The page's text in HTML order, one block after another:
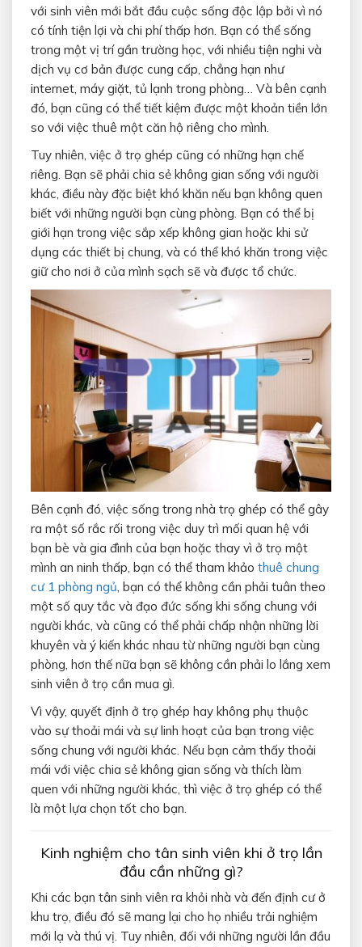
với sinh viên mới bắt đầu cuộc sống độc lập bởi vì nó
có tính tiện lợi và chi phí thấp hơn. Bạn có thể sống
trong một vị trí gần trường học, với nhiều tiện nghi và
dịch vụ cơ bản được cung cấp, chẳng hạn như
internet, máy giặt, tủ lạnh trong phòng… Và bên cạnh
đó, bạn cũng có thể tiết kiệm được một khoản tiền lớn
so với việc thuê một căn hộ riêng cho mình.
Tuy nhiên, việc ở trọ ghép cũng có những hạn chế
riêng. Bạn sẽ phải chia sẻ không gian sống với người
khác, điều này đặc biệt khó khăn nếu bạn không quen
biết với những người bạn cùng phòng. Bạn có thể bị
giới hạn trong việc sắp xếp không gian hoặc khi sử
dụng các thiết bị chung, và có thể khó khăn trong việc
giữ cho nơi ở của mình sạch sẽ và được tổ chức.
Bên cạnh đó, việc sống trong nhà trọ ghép có thể gây
ra một số rắc rối trong việc duy trì mối quan hệ với
bạn bè và gia đình của bạn hoặc thay vì ở trọ một
mình an ninh thấp, bạn có thể tham khảo thuê chung
cư 1 phòng ngủ, bạn có thể không cần phải tuân theo
một số quy tắc và đạo đức sống khi sống chung với
người khác, và cũng có thể phải chấp nhận những lời
khuyên và ý kiến ​​khác nhau từ những người bạn cùng
phòng, hơn thế nữa bạn sẽ không cần phải lo lắng xem
sinh viên ở trọ cần mua gì.
Vì vậy, quyết định ở trọ ghép hay không phụ thuộc
vào sự thoải mái và sự linh hoạt của bạn trong việc
sống chung với người khác. Nếu bạn cảm thấy thoải
mái với việc chia sẻ không gian sống và thích làm
quen với những người khác, thì việc ở trọ ghép có thể
là một lựa chọn tốt cho bạn.
Kinh nghiệm cho tân sinh viên khi ở trọ lần
đầu cần những gì?
Khi các bạn tân sinh viên ra khỏi nhà và đến định cư ở
khu trọ, điều đó sẽ mang lại cho họ nhiều trải nghiệm
mới lạ và thú vị. Tuy nhiên, đối với những người lần đầu